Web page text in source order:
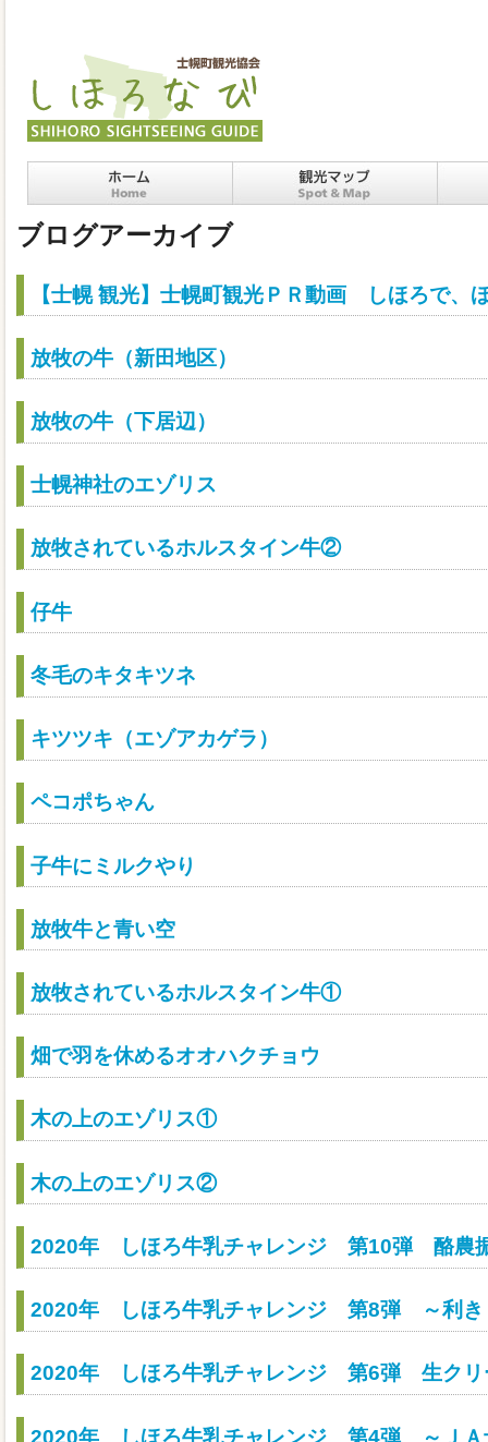
ホーム
十勝士幌町の観光スポッ
ブログアーカイブ
【士幌 観光】士幌町観光ＰＲ動画 しほろで、
放牧の牛（新田地区）
放牧の牛（下居辺）
士幌神社のエゾリス
放牧されているホルスタイン牛②
仔牛
冬毛のキタキツネ
キツツキ（エゾアカゲラ）
ペコポちゃん
子牛にミルクやり
放牧牛と青い空
放牧されているホルスタイン牛①
畑で羽を休めるオオハクチョウ
木の上のエゾリス①
木の上のエゾリス②
2020年 しほろ牛乳チャレンジ 第10弾 酪農
2020年 しほろ牛乳チャレンジ 第8弾 ～利き
2020年 しほろ牛乳チャレンジ 第6弾 生クリ
2020年 しほろ牛乳チャレンジ 第4弾 ～ＪＡ